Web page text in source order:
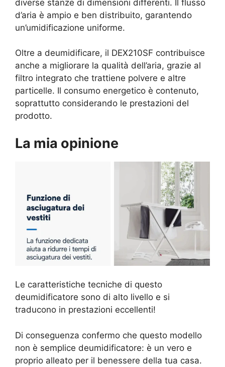
diverse stanze di dimensioni differenti. Il flusso
d’aria è ampio e ben distribuito, garantendo
un’umidificazione uniforme.
Oltre a deumidificare, il DEX210SF contribuisce
anche a migliorare la qualità dell’aria, grazie al
filtro integrato che trattiene polvere e altre
particelle. Il consumo energetico è contenuto,
soprattutto considerando le prestazioni del
prodotto.
La mia opinione
Le caratteristiche tecniche di questo
deumidificatore sono di alto livello e si
traducono in prestazioni eccellenti!
Di conseguenza confermo che questo modello
non è semplice deumidificatore: è un vero e
proprio alleato per il benessere della tua casa.